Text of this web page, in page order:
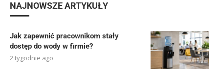
NAJNOWSZE ARTYKUŁY
Jak zapewnić pracownikom stały
dostęp do wody w firmie?
2 tygodnie ago